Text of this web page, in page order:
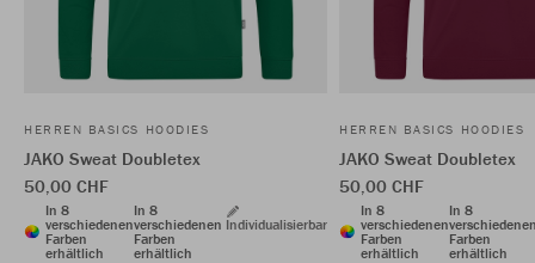
HERREN BASICS HOODIES
JAKO Sweat Doubletex
50,00 CHF
In 8
verschiedenen
Farben
erhältlich
In 8
verschiedenen
Farben
erhältlich
Individualisierbar
HERREN BASICS HOODIES
JAKO Sweat Doubletex
50,00 CHF
In 8
verschiedenen
Farben
erhältlich
In 8
Farben
erhältlich